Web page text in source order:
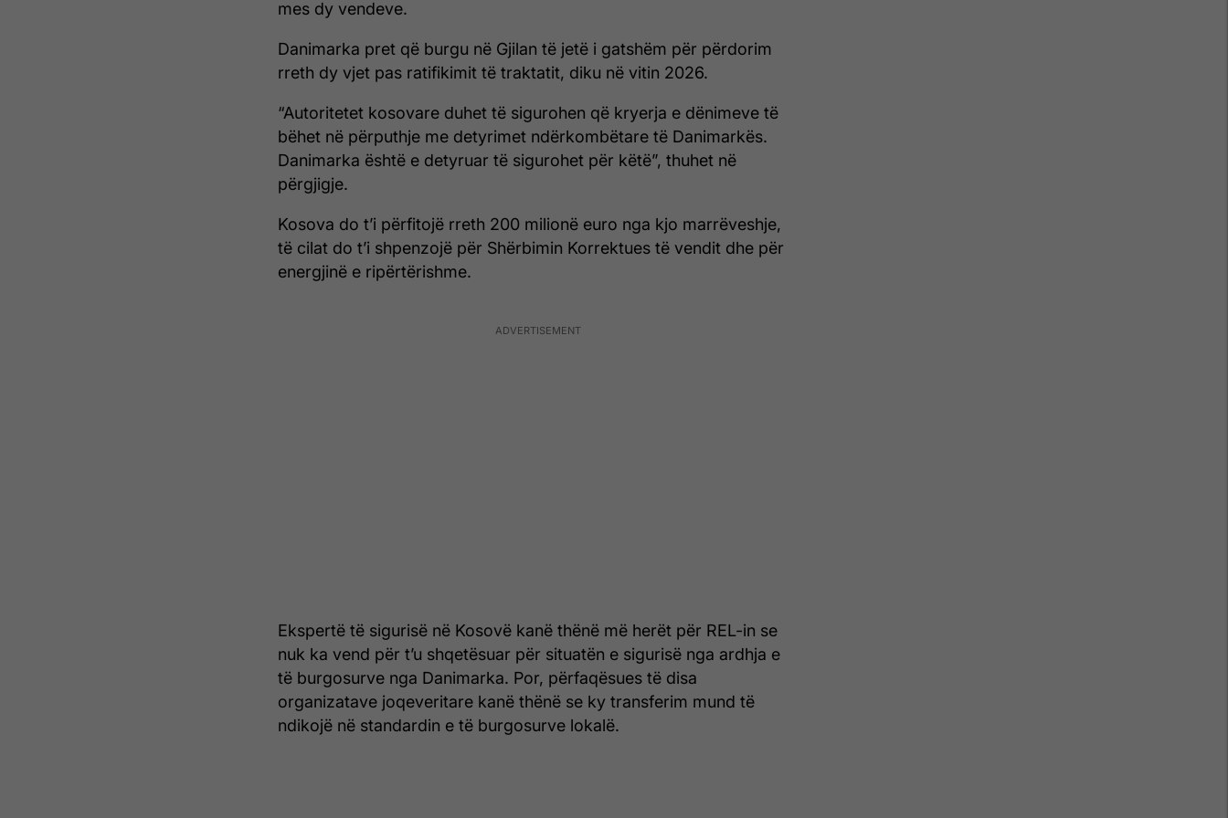
mes dy vendeve.
Danimarka pret që burgu në Gjilan të jetë i gatshëm për përdorim
rreth dy vjet pas ratifikimit të traktatit, diku në vitin 2026.
“Autoritetet kosovare duhet të sigurohen që kryerja e dënimeve të
bëhet në përputhje me detyrimet ndërkombëtare të Danimarkës.
Danimarka është e detyruar të sigurohet për këtë”, thuhet në
përgjigje.
Kosova do t’i përfitojë rreth 200 milionë euro nga kjo marrëveshje,
të cilat do t’i shpenzojë për Shërbimin Korrektues të vendit dhe për
energjinë e ripërtërishme.
Ekspertë të sigurisë në Kosovë kanë thënë më herët për REL-in se
nuk ka vend për t’u shqetësuar për situatën e sigurisë nga ardhja e
të burgosurve nga Danimarka. Por, përfaqësues të disa
organizatave joqeveritare kanë thënë se ky transferim mund të
ndikojë në standardin e të burgosurve lokalë.